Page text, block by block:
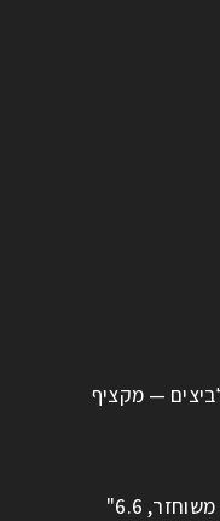
— מקציף
סמסונג Galaxy A42 5G משוחזר, 6.6"